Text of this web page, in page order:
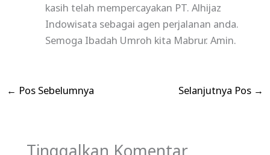
kasih telah mempercayakan PT. Alhijaz
Indowisata sebagai agen perjalanan anda.
Semoga Ibadah Umroh kita Mabrur. Amin.
← Pos Sebelumnya Selanjutnya Pos →